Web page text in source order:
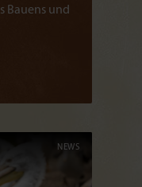
Bauens und
NEWS